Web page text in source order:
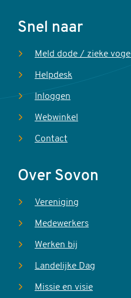
Voet
Snel naar
Meld dode / zieke vogel
Helpdesk
Inloggen
Webwinkel
Contact
Over Sovon
Vereniging
Medewerkers
Werken bij
Landelijke Dag
Missie en visie